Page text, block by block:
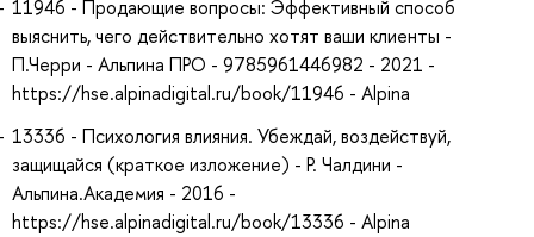
11946 - Продающие вопросы: Эффективный способ
выяснить, чего действительно хотят ваши клиенты -
П.Черри - Альпина ПРО - 9785961446982 - 2021 -
https://hse.alpinadigital.ru/book/11946 - Alpina
13336 - Психология влияния. Убеждай, воздействуй,
защищайся (краткое изложение) - Р. Чалдини -
Альпина.Академия - 2016 -
https://hse.alpinadigital.ru/book/13336 - Alpina